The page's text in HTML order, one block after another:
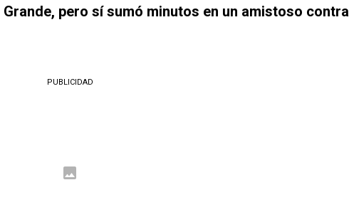
pero sí sumó minutos en un amistoso contra
PUBLICIDAD